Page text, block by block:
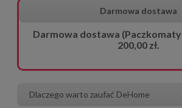
Darmowa dostawa
Darmowa dostawa
200,00 zł.
Dlaczego warto zaufać DeHome